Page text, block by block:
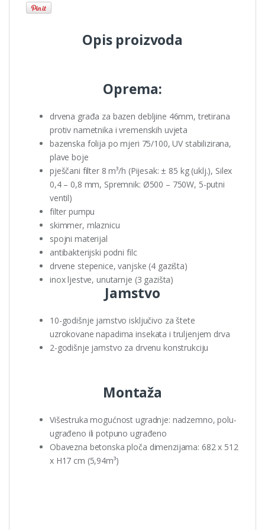
Opis proizvoda
Oprema:
drvena građa za bazen debljine 46mm, tretirana
protiv nametnika i vremenskih uvjeta
bazenska folija po mjeri 75/100, UV stabilizirana,
plave boje
pješčani filter 8 m³/h (Pijesak: ± 85 kg (uklj.), Silex
0,4 – 0,8 mm, Spremnik: Ø500 – 750W, 5-putni
ventil)
filter pumpu
skimmer, mlaznicu
spojni materijal
antibakterijski podni filc
drvene stepenice, vanjske (4 gazišta)
inox ljestve, unutarnje (3 gazišta)
Jamstvo
10-godišnje jamstvo isključivo za štete
uzrokovane napadima insekata i truljenjem drva
2-godišnje jamstvo za drvenu konstrukciju
Montaža
Višestruka mogućnost ugradnje: nadzemno, polu-
ugrađeno ili potpuno ugrađeno
Obavezna betonska ploča dimenzijama: 682 x 512
x H17 cm (5,94m³)